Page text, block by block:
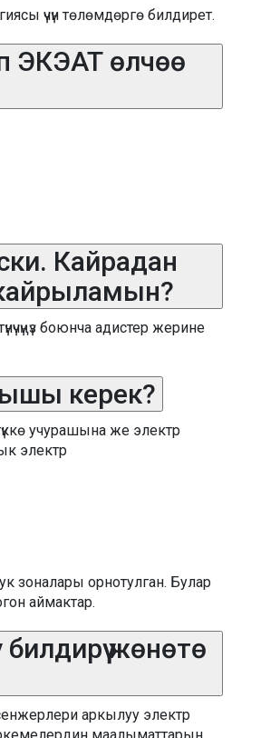
үчүн төлөмдөргө билдирет.
ЭКЭАТ өлчөө
Кайрадан
кайрыламын?
боюнча адистер жерине
керек?
учурашына же электр
электр
зоналары орнотулган. Булар
аймактар.
жөнөтө
аркылуу электр